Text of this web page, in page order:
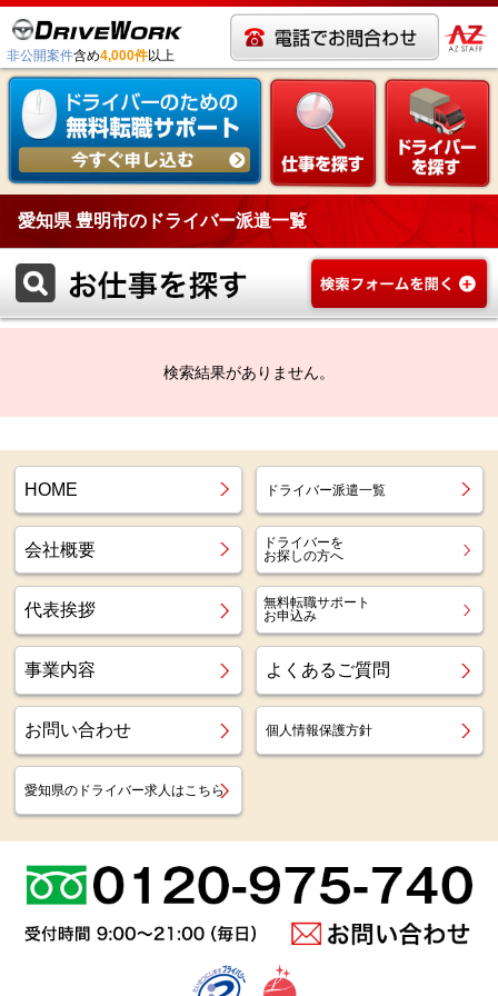
非公開案件含め4,000件以上
愛知県 豊明市のドライバー派遣一覧
検索結果がありません。
HOME ドライバー派遣一覧
会社概要
ドライバーを
お探しの方へ
代表挨拶
無料転職サポート
お申込み
事業内容 よくあるご質問
お問い合わせ 個人情報保護方針
愛知県のドライバー求人はこちら